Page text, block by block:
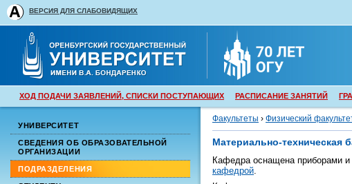
ВЕРСИЯ ДЛЯ СЛАБОВИДЯЩИХ
ХОД ПОДАЧИ ЗАЯВЛЕНИЙ, СПИСКИ ПОСТУПАЮЩИХ РАСПИСАНИЕ ЗАНЯТИЙ
УНИВЕРСИТЕТ
СВЕДЕНИЯ ОБ ОБРАЗОВАТЕЛЬНОЙ
ОРГАНИЗАЦИИ
ПОДРАЗДЕЛЕНИЯ
Факультеты › Физический
Материально-техническая
Кафедра оснащена приборами и
кафедрой.